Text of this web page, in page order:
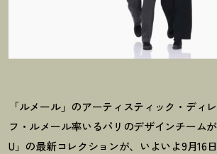
「ルメール」のアーティスティック・ディ
フ・ルメール率いるパリのデザインチーム
U」の最新コレクションが、いよいよ9月16